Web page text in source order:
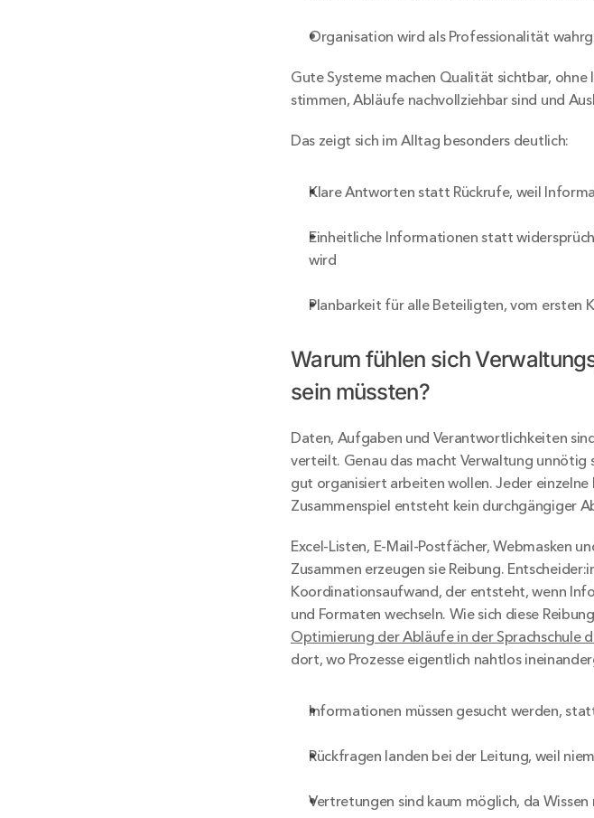
Organisation wird als Professionalität
Gute Systeme machen Qualität sichtbar,
stimmen, Abläufe nachvollziehbar sind und
Das zeigt sich im Alltag besonders deutlich:
Klare Antworten statt Rückrufe, weil
Einheitliche Informationen statt
wird
Planbarkeit für alle Beteiligten, vom ersten
Warum fühlen sich
sein müssten?
Daten, Aufgaben und Verantwortlichkeiten
verteilt. Genau das macht Verwaltung unnötig
gut organisiert arbeiten wollen. Jeder
Zusammenspiel entsteht kein durchgängiger
Excel-Listen, E-Mail-Postfächer, Webmasken
Zusammen erzeugen sie Reibung.
Koordinationsaufwand, der entsteht, wenn
und Formaten wechseln. Wie sich diese
Optimierung der Abläufe in der Sprachschule
dort, wo Prozesse eigentlich nahtlos
Informationen müssen gesucht werden,
Rückfragen landen bei der Leitung, weil
Vertretungen sind kaum möglich, da